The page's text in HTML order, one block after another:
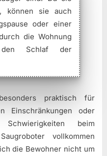
können sie auch
oder einer
die Wohnung
den Schlaf der
praktisch für
Einschränkungen oder
beim
vollkommen
die Bewohner nicht um